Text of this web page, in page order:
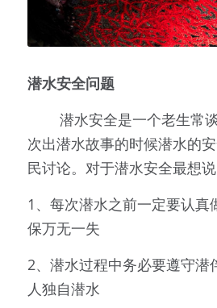
潜水安全问题
次出潜水故事的时候潜水的
民讨论。对于潜水安全最想
1、每次潜水之前一定要认真
保万无一失
2、潜水过程中务必要遵守潜
人独自潜水